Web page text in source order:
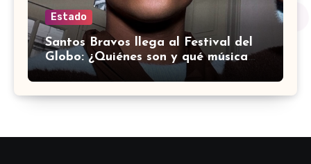
Estado
Santos Bravos llega al Festival del
Globo: ¿Quiénes son y qué música
hacen?